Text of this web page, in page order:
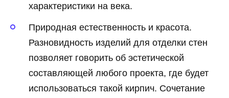
характеристики на века.
Природная естественность и красота.
Разновидность изделий для отделки стен
позволяет говорить об эстетической
составляющей любого проекта, где будет
использоваться такой кирпич. Сочетание